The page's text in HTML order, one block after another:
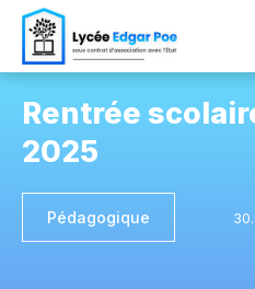
Rentrée
2025
Pédagogique